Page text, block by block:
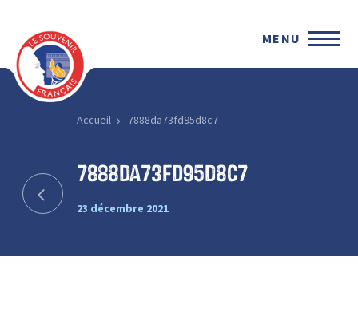
MENU
Accueil 7888da73fd95d8c7
7888da73fd95d8c7
23 décembre 2021